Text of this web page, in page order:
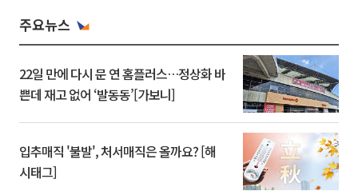
주요뉴스
22일 만에 다시 문 연 홈플러스…정상화 바
쁜데 재고 없어 ‘발동동’[가보니]
입추매직 '불발', 처서매직은 올까요? [해
시태그]